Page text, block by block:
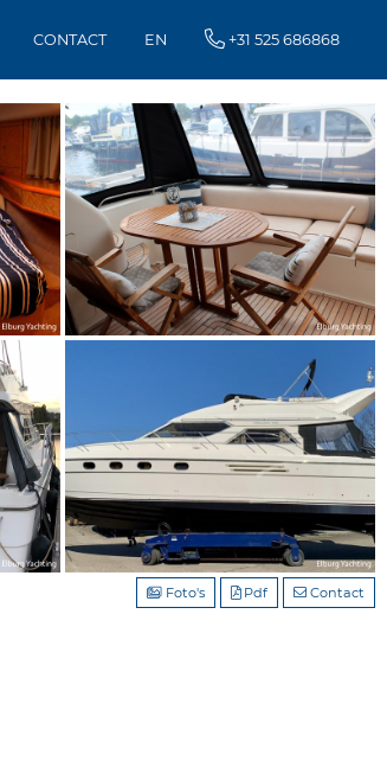
CONTACT EN +31 525 686868
Contact
Pdf
Foto's